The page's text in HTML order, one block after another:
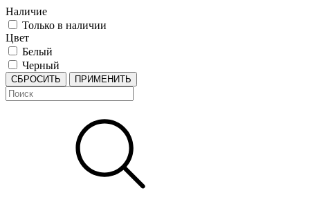
Наличие
Только в наличии
Цвет
Белый
Черный
СБРОСИТЬ ПРИМЕНИТЬ